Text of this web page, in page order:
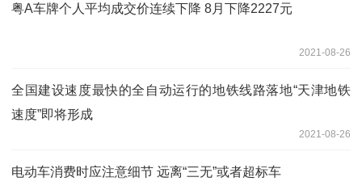
粤A车牌个人平均成交价连续下降 8月下降2227元
2021-08-26
全国建设速度最快的全自动运行的地铁线路落地“天津地铁
速度”即将形成
2021-08-26
电动车消费时应注意细节 远离“三无”或者超标车